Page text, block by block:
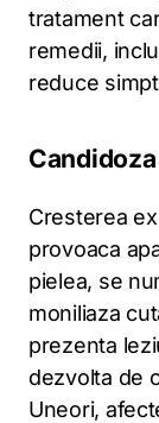
tratament
remedii,
reduce
Candidoza
Cresterea
provoaca
pielea, se
moniliaza
prezenta
dezvolta de
Uneori,